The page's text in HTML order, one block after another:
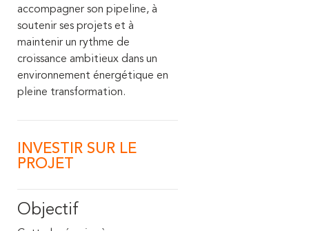
accompagner son pipeline, à
soutenir ses projets et à
maintenir un rythme de
croissance ambitieux dans un
environnement énergétique en
pleine transformation.
INVESTIR SUR LE
PROJET
Objectif